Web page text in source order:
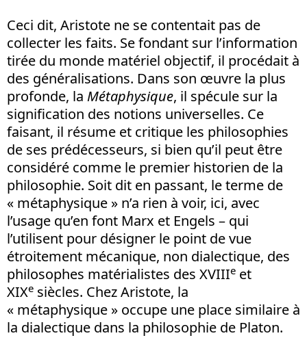
Ceci dit, Aristote ne se contentait pas de
collecter les faits. Se fondant sur l’information
tirée du monde matériel objectif, il procédait à
des généralisations. Dans son œuvre la plus
profonde, la Métaphysique, il spécule sur la
signification des notions universelles. Ce
faisant, il résume et critique les philosophies
de ses prédécesseurs, si bien qu’il peut être
considéré comme le premier historien de la
philosophie. Soit dit en passant, le terme de
« métaphysique » n’a rien à voir, ici, avec
l’usage qu’en font Marx et Engels – qui
l’utilisent pour désigner le point de vue
étroitement mécanique, non dialectique, des
philosophes matérialistes des XVIIIe et
XIXe siècles. Chez Aristote, la
« métaphysique » occupe une place similaire à
la dialectique dans la philosophie de Platon.